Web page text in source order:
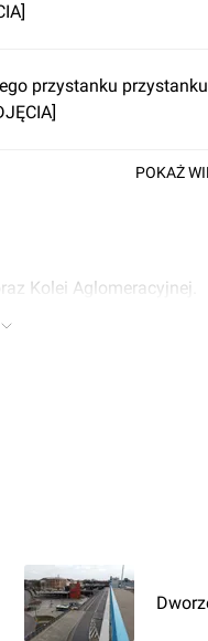
przystanku przystanku
POKAŻ
Kolei Aglomeracyjnej.